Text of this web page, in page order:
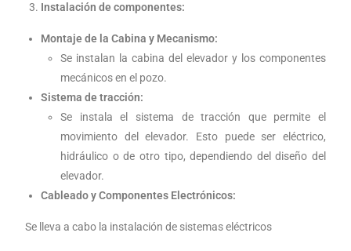
Instalación de componentes:
Montaje de la Cabina y Mecanismo:
Se instalan la cabina del elevador y los componentes
mecánicos en el pozo.
Sistema de tracción:
Se instala el sistema de tracción que permite el
movimiento del elevador. Esto puede ser eléctrico,
hidráulico o de otro tipo, dependiendo del diseño del
elevador.
Cableado y Componentes Electrónicos:
Se lleva a cabo la instalación de sistemas eléctricos